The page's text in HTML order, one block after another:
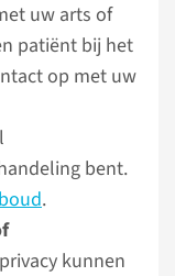
uw arts of
patiënt bij het
op met uw
bent.
.
kunnen